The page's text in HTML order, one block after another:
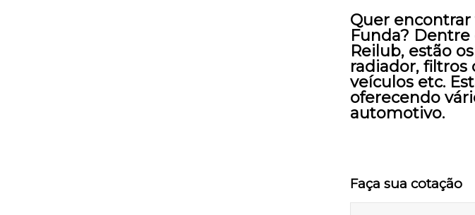
Quer
Funda?
Reilub, estão
radiador, filtros
veículos etc.
oferecendo
automotivo.
Faça sua cotação